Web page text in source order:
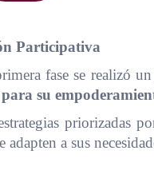
Participativa
fase se realizó
su
priorizadas
adapten a sus